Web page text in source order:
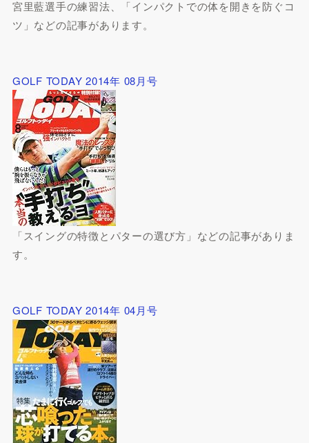
宮里藍選手の練習法、「インパクトでの体を開きを防ぐコ
ツ」などの記事があります。
GOLF TODAY 2014年 08月号
「スイングの特徴とパターの選び方」などの記事がありま
す。
GOLF TODAY 2014年 04月号